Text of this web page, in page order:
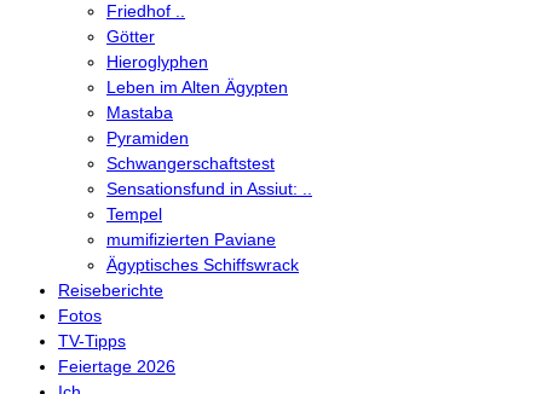
Friedhof ..
Götter
Hieroglyphen
Leben im Alten Ägypten
Mastaba
Pyramiden
Schwangerschaftstest
Sensationsfund in Assiut: ..
Tempel
mumifizierten Paviane
Ägyptisches Schiffswrack
Reiseberichte
Fotos
TV-Tipps
Feiertage 2026